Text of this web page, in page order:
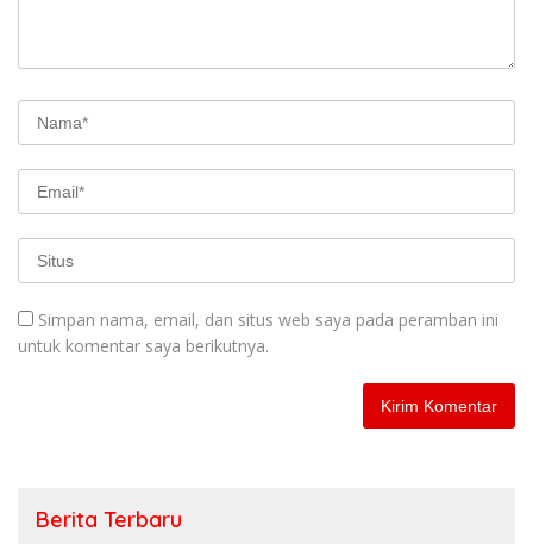
Simpan nama, email, dan situs web saya pada peramban ini
untuk komentar saya berikutnya.
Berita Terbaru